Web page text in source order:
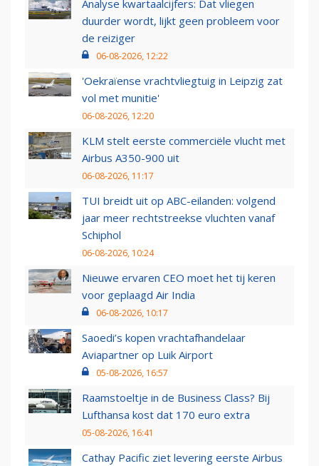
Analyse kwartaalcijfers: Dat vliegen
duurder wordt, lijkt geen probleem voor
de reiziger
06-08-2026, 12:22
'Oekraïense vrachtvliegtuig in Leipzig zat
vol met munitie'
06-08-2026, 12:20
KLM stelt eerste commerciële vlucht met
Airbus A350-900 uit
06-08-2026, 11:17
TUI breidt uit op ABC-eilanden: volgend
jaar meer rechtstreekse vluchten vanaf
Schiphol
06-08-2026, 10:24
Nieuwe ervaren CEO moet het tij keren
voor geplaagd Air India
06-08-2026, 10:17
Saoedi’s kopen vrachtafhandelaar
Aviapartner op Luik Airport
05-08-2026, 16:57
Raamstoeltje in de Business Class? Bij
Lufthansa kost dat 170 euro extra
05-08-2026, 16:41
Cathay Pacific ziet levering eerste Airbus